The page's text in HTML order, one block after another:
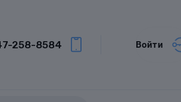
258-8584 Войти